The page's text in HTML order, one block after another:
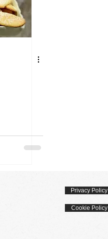
Privacy Policy
Cookie Policy